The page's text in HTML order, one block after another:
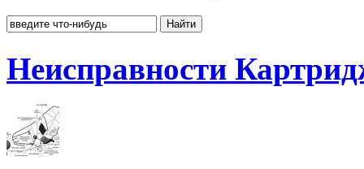
Неисправности